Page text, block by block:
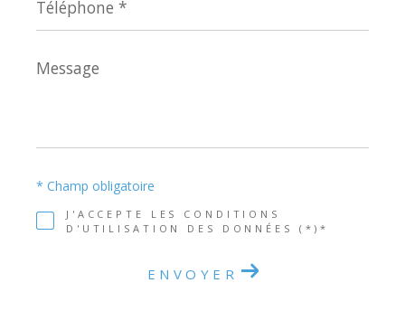
Message
*
J'ACCEPTE LES CONDITIONS
D'UTILISATION DES DONNÉES (*)*
* Champ obligatoire
ENVOYER